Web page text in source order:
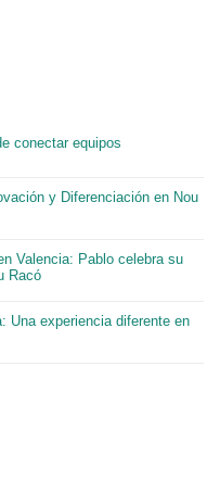
conectar equipos
y Diferenciación en Nou
Valencia: Pablo celebra su
Racó
Una experiencia diferente en